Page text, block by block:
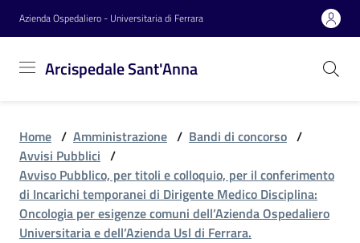
Vai al contenuto
Vai alla navigazione
Vai al footer
Azienda Ospedaliero - Universitaria di Ferrara
Arcispedale Sant'Anna
Sant'Anna
Azienda
Servizi
Home / Amministrazione / Bandi di concorso /
Avvisi Pubblici /
Avviso Pubblico, per titoli e colloquio, per il conferimento
di Incarichi temporanei di Dirigente Medico Disciplina:
Oncologia per esigenze comuni dell’Azienda Ospedaliero
Universitaria e dell’Azienda Usl di Ferrara.